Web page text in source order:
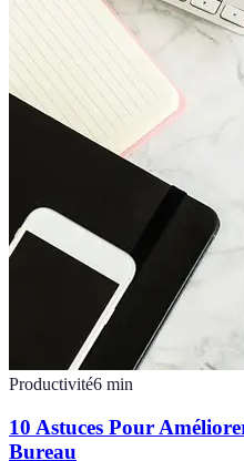
Productivité6 min
10 Astuces Pour
Bureau